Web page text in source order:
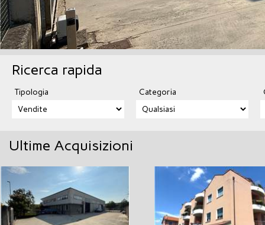
Ricerca rapida
Tipologia Categoria
Ultime Acquisizioni